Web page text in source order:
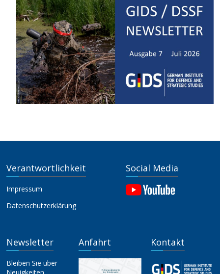
Verantwortlichkeit
Impressum
Datenschutzerklärung
Social Media
Newsletter
Bleiben Sie über
Anfahrt Kontakt